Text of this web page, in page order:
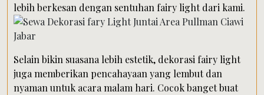
lebih berkesan dengan sentuhan fairy light dari kami.
Selain bikin suasana lebih estetik, dekorasi fairy light
juga memberikan pencahayaan yang lembut dan
nyaman untuk acara malam hari. Cocok banget buat